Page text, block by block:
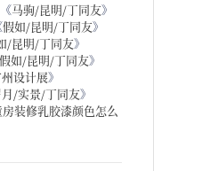
马驹/昆明/丁同友》
假如/昆明/丁同友》
/昆明/丁同友》
假如/昆明/丁同友》
设计展》
/实景/丁同友》
房装修乳胶漆颜色怎么